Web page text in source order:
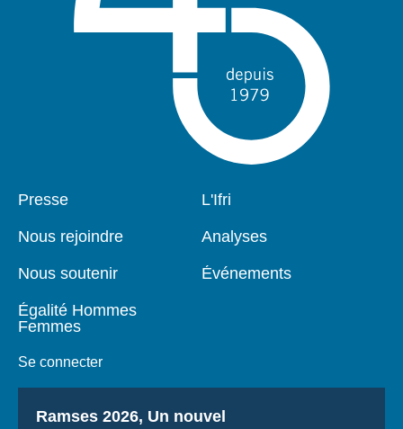
Pied
Presse
Nous rejoindre
Nous soutenir
Égalité Hommes
Femmes
Se connecter
Navigation
L'Ifri
Analyses
Événements
Titre
Ramses 2026, Un nouvel